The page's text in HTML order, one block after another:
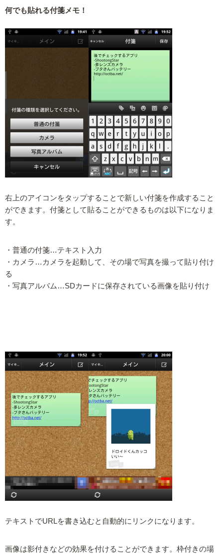
何でも貼れる付箋メモ！
右上のアイコンをタップすることで新しい付箋を作成すること
ができます。付箋として貼ることができるものは以下になりま
す。
・普通の付箋…テキスト入力
・カメラ…カメラを起動して、その場で写真を撮って貼り付け
る
・写真アルバム…SDカードに保存されている画像を貼り付け
テキストでURLを書き込むと自動的にリンクになります。
画像は影付きなどの効果を付けることができます。枠付きの場